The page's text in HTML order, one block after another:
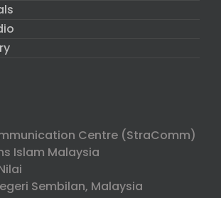
Centre (StraComm)
Islam Malaysia
Sembilan, Malaysia